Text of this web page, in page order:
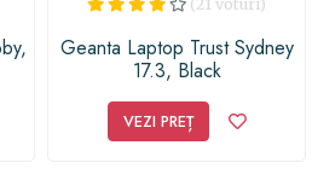
Geanta Laptop Trust Sydney
17.3, Black
VEZI PREȚ